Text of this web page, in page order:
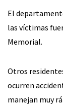
El
las víctimas
Memorial.
Otros
ocurren
manejan muy